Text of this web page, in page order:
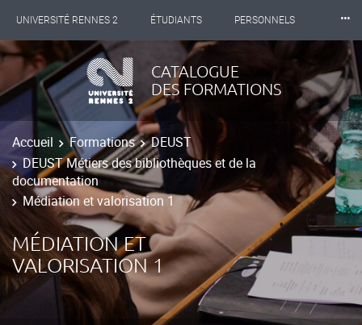
UNIVERSITÉ RENNES 2 ÉTUDIANTS PERSONNELS
INTERNATIONAL PROFESSIONNELS BIBLIOTHÈQUES
LES NOUVELLES DE RENNES 2
⸱⸱⸱
CATALOGUE
DES FORMATIONS
Accueil Formations
DEUST
DEUST Métiers des bibliothèques et de la
documentation
Médiation et valorisation 1
MÉDIATION ET
VALORISATION 1